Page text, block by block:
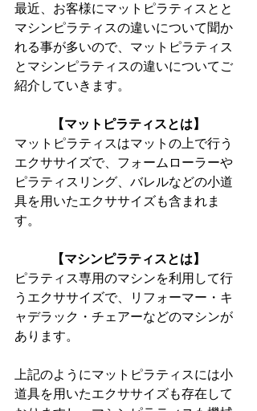
最近、お客様にマットピラティスとと
マシンピラティスの違いについて聞か
れる事が多いので、マットピラティス
とマシンピラティスの違いについてご
紹介していきます。
【マットピラティスとは】
マットピラティスはマットの上で行う
エクササイズで、フォームローラーや
ピラティスリング、バレルなどの小道
具を用いたエクササイズも含まれま
す。
【マシンピラティスとは】
ピラティス専用のマシンを利用して行
うエクササイズで、リフォーマー・キ
ャデラック・チェアーなどのマシンが
あります。
上記のようにマットピラティスには小
道具を用いたエクササイズも存在して